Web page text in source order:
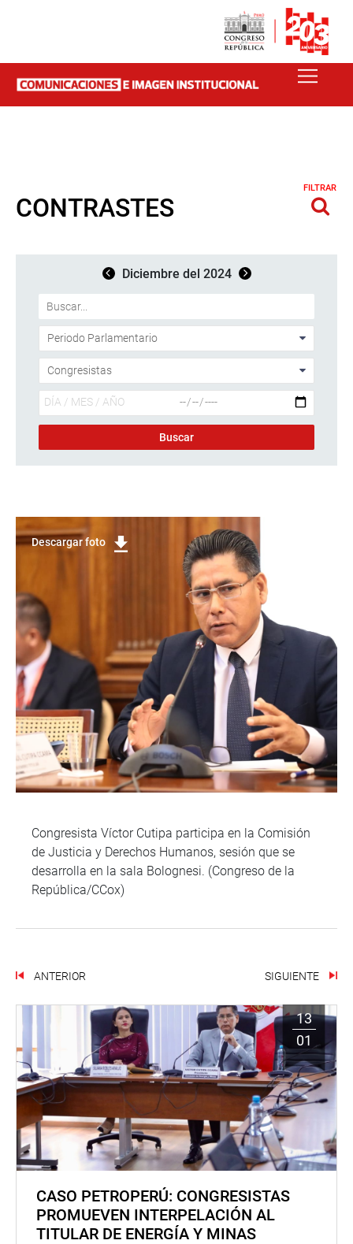
CONTRASTES
FILTRAR
Diciembre del 2024
Descargar foto
Congresista Víctor Cutipa participa en la Comisión
de Justicia y Derechos Humanos, sesión que se
desarrolla en la sala Bolognesi. (Congreso de la
República/CCox)
ANTERIOR SIGUIENTE
13
01
CASO PETROPERÚ: CONGRESISTAS
PROMUEVEN INTERPELACIÓN AL
TITULAR DE ENERGÍA Y MINAS